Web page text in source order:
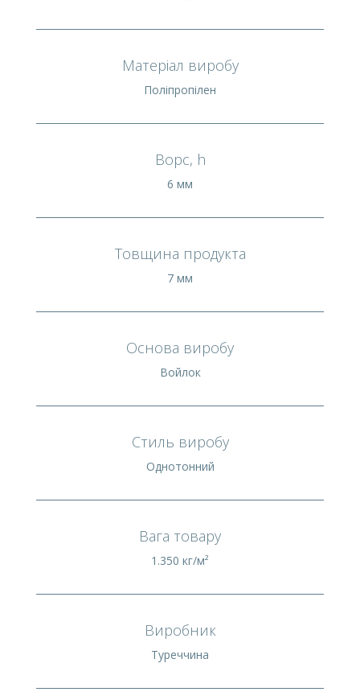
Матеріал виробу
Поліпропілен
Ворс, h
6 мм
Товщина продукта
7 мм
Основа виробу
Войлок
Стиль виробу
Однотонний
Вага товару
1.350 кг/м²
Виробник
Туреччина